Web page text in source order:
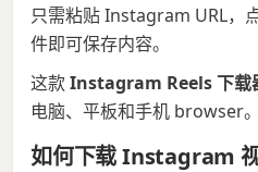
只需粘贴 Instagram URL，
件即可保存内容。
这款Instagram Reels 下载
电脑、平板和手机 browser。
如何下载 Instagram